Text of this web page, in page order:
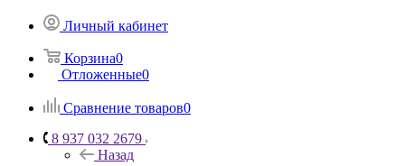
Личный кабинет
Корзина0
Отложенные0
Сравнение товаров0
8 937 032 2679
Назад